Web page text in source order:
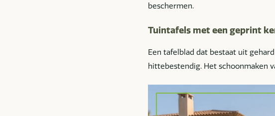
beschermen.
Tuintafels met een geprint
Een tafelblad dat bestaat uit
hittebestendig. Het schoonmaken